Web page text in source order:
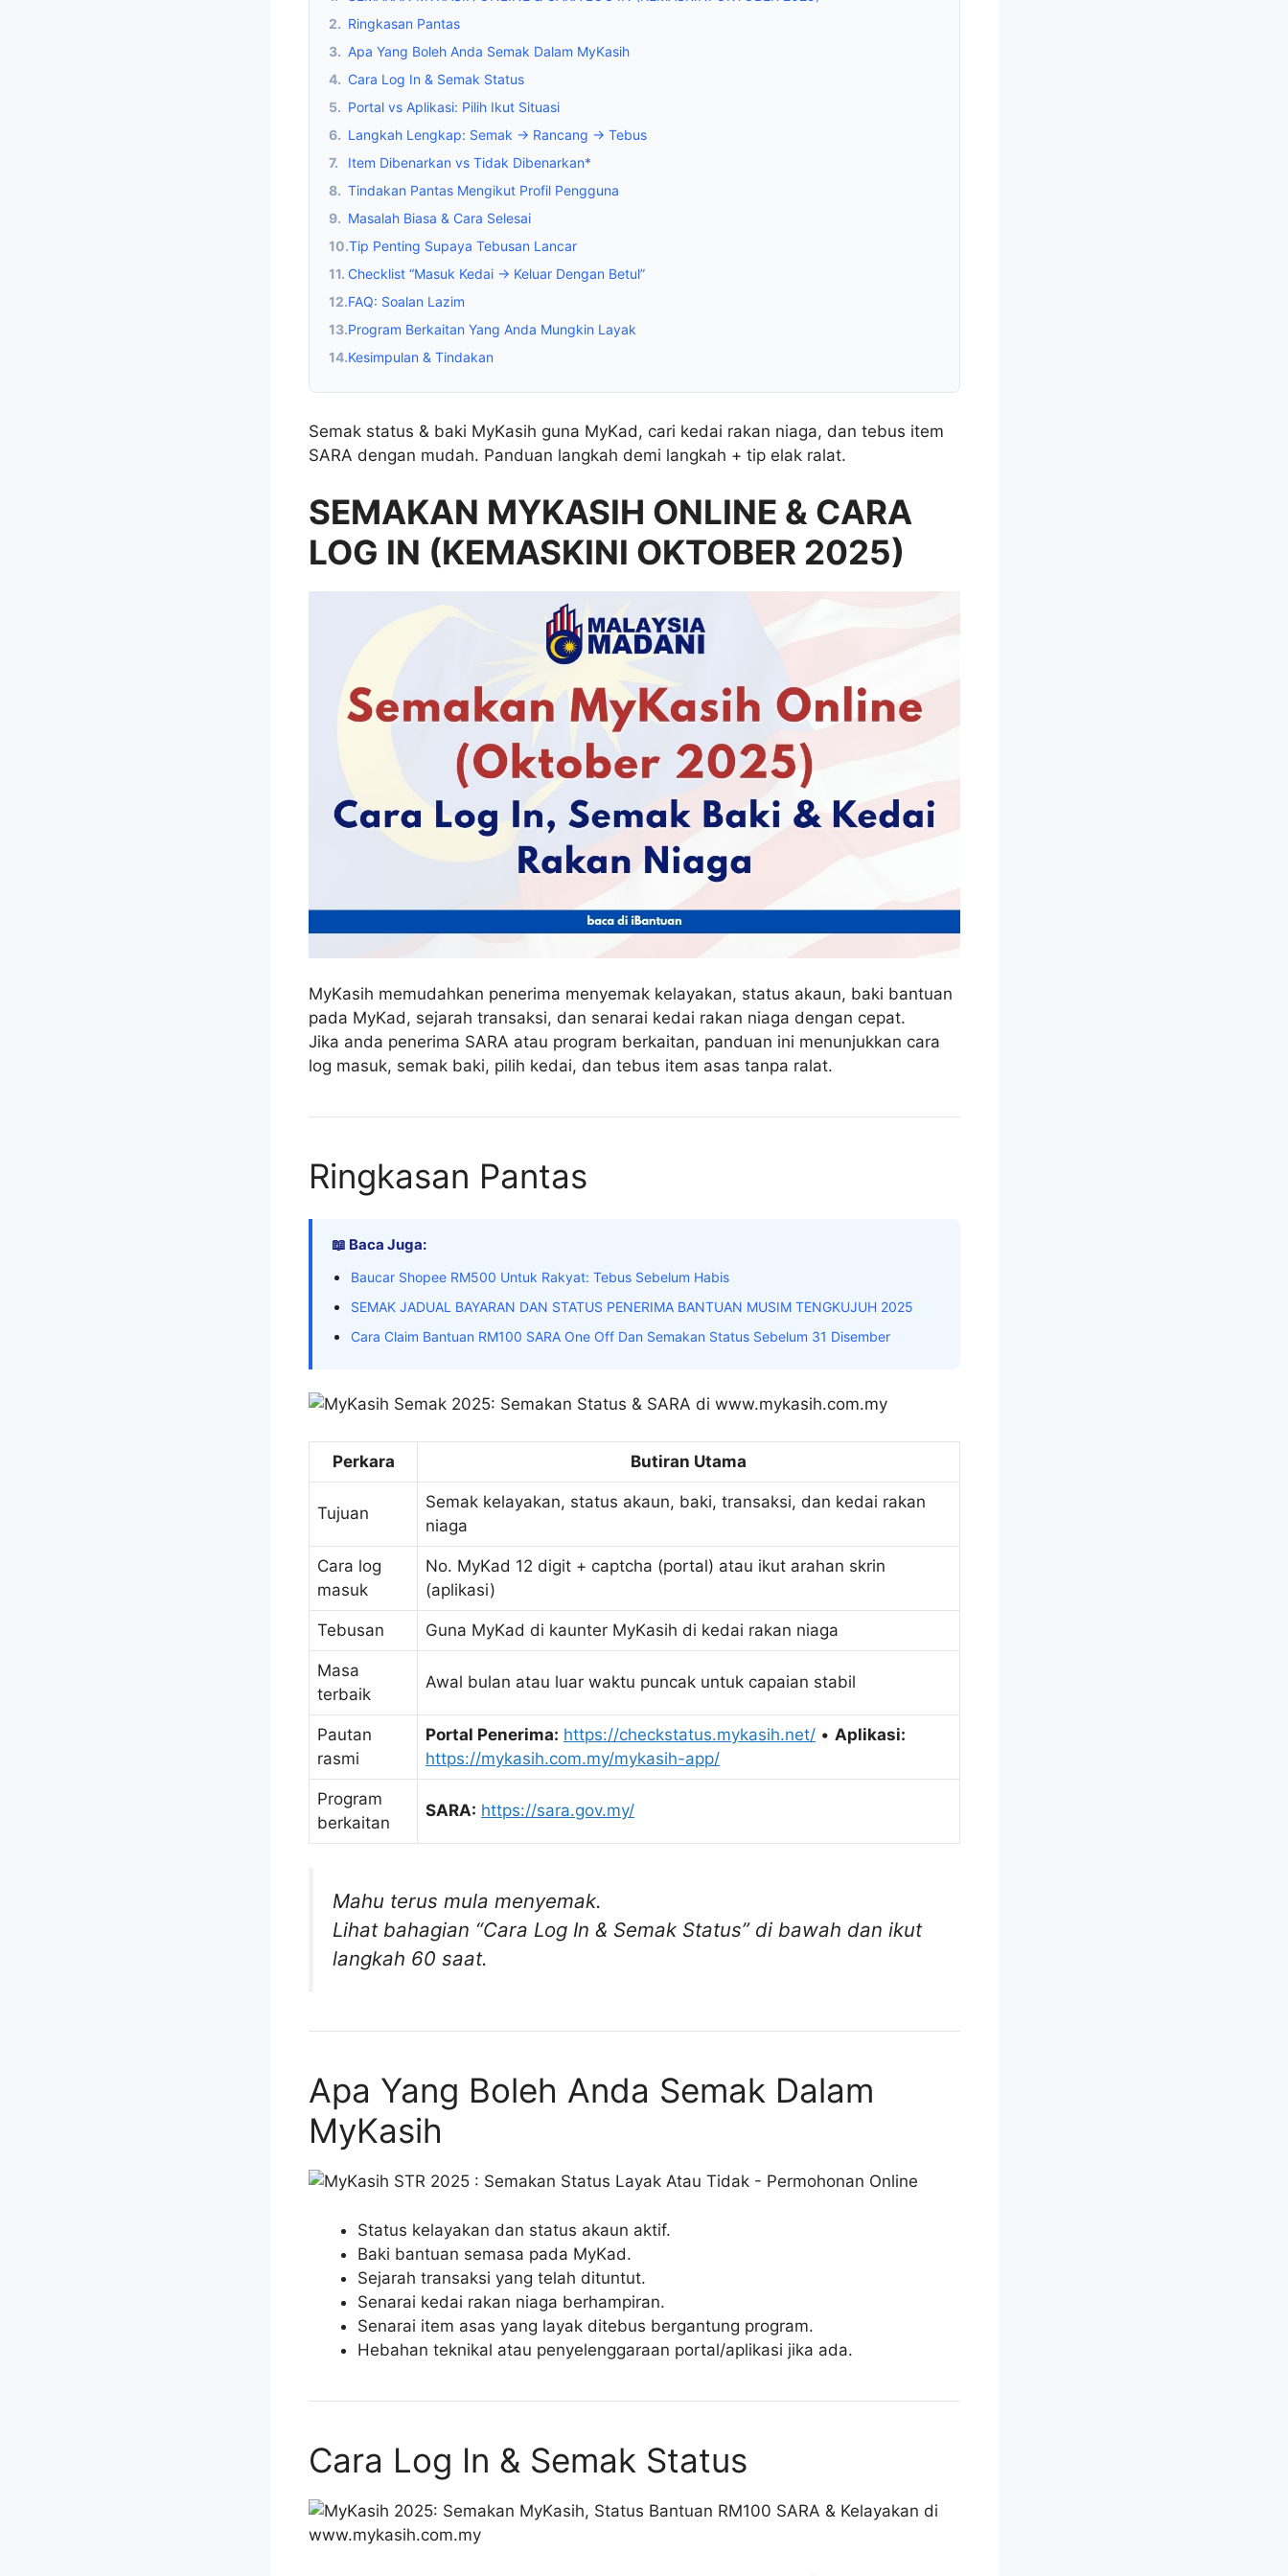
2. Ringkasan Pantas
3. Apa Yang Boleh Anda Semak Dalam MyKasih
4. Cara Log In & Semak Status
5. Portal vs Aplikasi: Pilih Ikut Situasi
6. Langkah Lengkap: Semak → Rancang → Tebus
7.
Item Dibenarkan vs Tidak Dibenarkan*
8. Tindakan Pantas Mengikut Profil Pengguna
9. Masalah Biasa & Cara Selesai
10.Tip Penting Supaya Tebusan Lancar
11. Checklist “Masuk Kedai → Keluar Dengan Betul”
12.FAQ: Soalan Lazim
13.Program Berkaitan Yang Anda Mungkin Layak
14.Kesimpulan & Tindakan
Semak status & baki MyKasih guna MyKad, cari kedai rakan niaga, dan tebus item
SARA dengan mudah. Panduan langkah demi langkah + tip elak ralat.
SEMAKAN MYKASIH ONLINE & CARA
LOG IN (KEMASKINI OKTOBER 2025)
MyKasih memudahkan penerima menyemak kelayakan, status akaun, baki bantuan
pada MyKad, sejarah transaksi, dan senarai kedai rakan niaga dengan cepat.
Jika anda penerima SARA atau program berkaitan, panduan ini menunjukkan cara
log masuk, semak baki, pilih kedai, dan tebus item asas tanpa ralat.
Ringkasan Pantas
📖 Baca Juga:
Baucar Shopee RM500 Untuk Rakyat: Tebus Sebelum Habis
SEMAK JADUAL BAYARAN DAN STATUS PENERIMA BANTUAN MUSIM TENGKUJUH 2025
Cara Claim Bantuan RM100 SARA One Off Dan Semakan Status Sebelum 31 Disember
Perkara Butiran Utama
Tujuan
Semak kelayakan, status akaun, baki, transaksi, dan kedai rakan
niaga
Cara log
masuk
No. MyKad 12 digit + captcha (portal) atau ikut arahan skrin
(aplikasi)
Tebusan Guna MyKad di kaunter MyKasih di kedai rakan niaga
Masa
terbaik
Awal bulan atau luar waktu puncak untuk capaian stabil
Pautan
rasmi
Portal Penerima: https://checkstatus.mykasih.net/ • Aplikasi:
https://mykasih.com.my/mykasih-app/
Program
berkaitan
SARA: https://sara.gov.my/
Mahu terus mula menyemak.
Lihat bahagian “Cara Log In & Semak Status” di bawah dan ikut
langkah 60 saat.
Apa Yang Boleh Anda Semak Dalam
MyKasih
Status kelayakan dan status akaun aktif.
Baki bantuan semasa pada MyKad.
Sejarah transaksi yang telah dituntut.
Senarai kedai rakan niaga berhampiran.
Senarai item asas yang layak ditebus bergantung program.
Hebahan teknikal atau penyelenggaraan portal/aplikasi jika ada.
Cara Log In & Semak Status